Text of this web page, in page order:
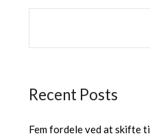
Recent Posts
Fem fordele ved at skifte